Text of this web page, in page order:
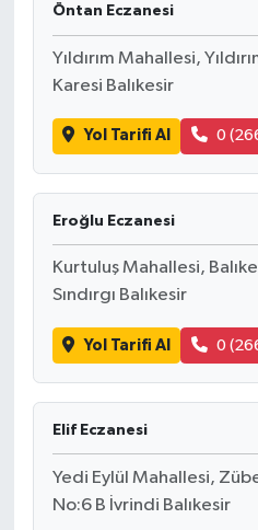
Öntan Eczanesi
Yıldırım Mahallesi,
Karesi Balıkesir
Yol Tarifi Al 0
Eroğlu Eczanesi
Kurtuluş Mahallesi,
Sındırgı Balıkesir
Yol Tarifi Al 0
Elif Eczanesi
Yedi Eylül Mahallesi,
No:6 B İvrindi Balıkesir